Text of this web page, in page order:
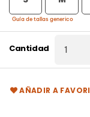
Guía de tallas generico
Cantidad
AÑADIR A